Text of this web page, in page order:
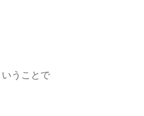
うことで